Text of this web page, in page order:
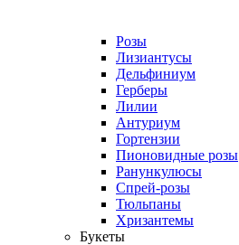
Розы
Лизиантусы
Дельфиниум
Герберы
Лилии
Антуриум
Гортензии
Пионовидные розы
Ранункулюсы
Спрей-розы
Тюльпаны
Хризантемы
Букеты